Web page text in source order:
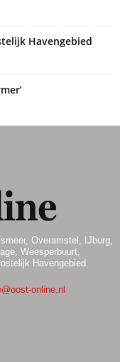
Havengebied
Overamstel, IJburg,
Weesperbuurt,
Havengebied.
online.nl